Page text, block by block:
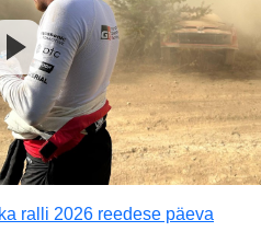
ralli 2026 reedese päeva